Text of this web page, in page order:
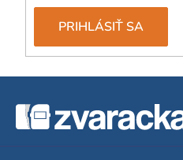
PRIHLÁSIŤ SA